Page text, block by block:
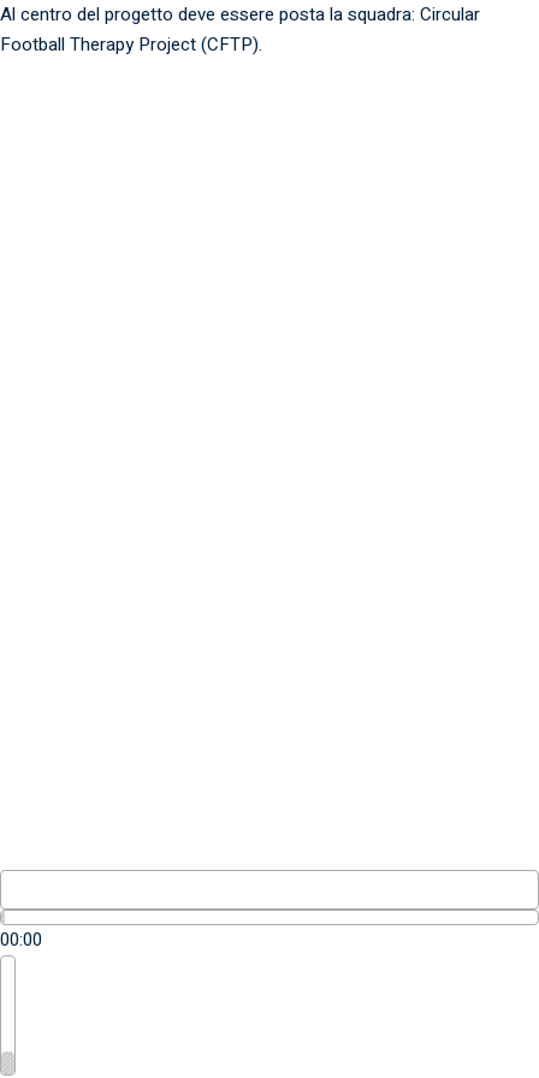
Al centro del progetto deve essere posta la squadra: Circular
Football Therapy Project (CFTP).
00:00